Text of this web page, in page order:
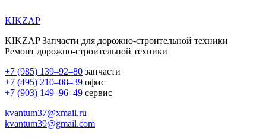
KIKZAP
KIKZAP Запчасти для дорожно-строительной техники
Ремонт дорожно-строительной техники
+7 (985) 139–92–80 запчасти
+7 (495) 210–08–39 офис
+7 (903) 149–96–49 сервис
kvantum37@xmail.ru
kvantum39@gmail.com